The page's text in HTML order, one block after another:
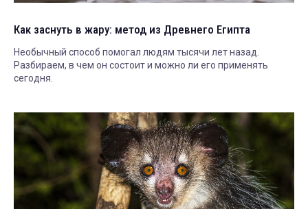
Как заснуть в жару: метод из Древнего Египта
Необычный способ помогал людям тысячи лет назад.
Разбираем, в чем он состоит и можно ли его применять
сегодня.